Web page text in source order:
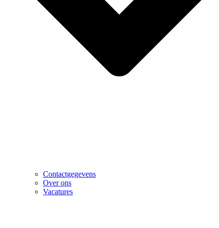
Contactgegevens
Over ons
Vacatures